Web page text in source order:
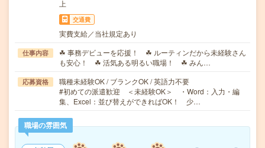
上
交通費
実費支給／当社規定あり
仕事内容
☘ 事務デビューを応援！ ☘ ルーティンだから未経験さん
も安心！ ☘ 活気ある明るい職場！ ☘ みん…
応募資格
職種未経験OK / ブランクOK / 英語力不要
#初めての派遣歓迎 ＜未経験OK＞ ・Word：入力・編
集、Excel：並び替えができればOK！ 少…
職場の雰囲気